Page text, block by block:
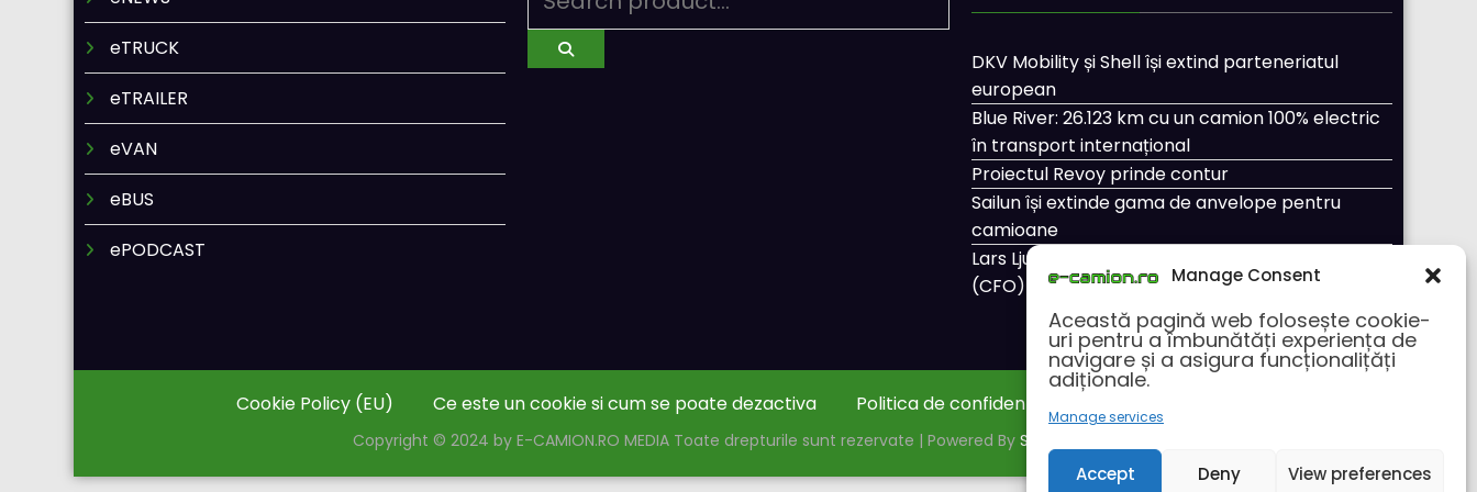
Manage Consent
Această pagină web folosește cookie-
uri pentru a îmbunătăți experiența de
navigare și a asigura funcționalițăți
adiționale.
Manage services
Accept Deny View preferences
eTRUCK
eTRAILER
eVAN
eBUS
ePODCAST
DKV Mobility și Shell își extind parteneriatul
european
Blue River: 26.123 km cu un camion 100% electric
în transport internațional
Proiectul Revoy prinde contur
Sailun își extinde gama de anvelope pentru
camioane
Lars Ljungström a fost numit director general
(CFO) pentru cellcentric
Cookie Policy (EU) Ce este un cookie si cum se poate dezactiva Politica de confidentialitate
Copyright © 2024 by E-CAMION.RO MEDIA Toate drepturile sunt rezervate | Powered By SpiceThemes